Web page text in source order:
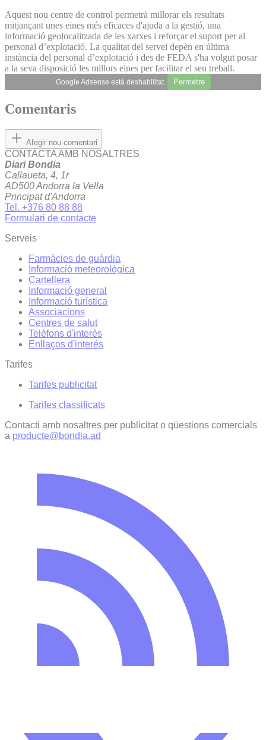
Aquest nou centre de control permetrà millorar els resultats
mitjançant unes eines més eficaces d'ajuda a la gestió, una
informació geolocalitzada de les xarxes i reforçar el suport per al
personal d’explotació. La qualitat del servei depèn en última
instància del personal d’explotació i des de FEDA s'ha volgut posar
a la seva disposició les millors eines per facilitar el seu treball.
Google Adsense està deshabilitat. Permetre
Comentaris
Afegir nou comentari
CONTACTA AMB NOSALTRES
Diari Bondia
Callaueta, 4, 1r
AD500 Andorra la Vella
Principat d'Andorra
Tel. +376 80 88 88
Formulari de contacte
Serveis
Farmàcies de guàrdia
Informació meteorològica
Cartellera
Informació general
Informació turística
Associacions
Centres de salut
Telèfons d'interès
Enllaços d'interés
Tarifes
Tarifes publicitat
Tarifes classificats
Contacti amb nosaltres per publicitat o qüestions comercials
a producte@bondia.ad